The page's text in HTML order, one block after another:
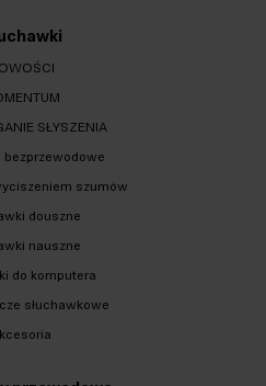
SŁYSZENIA
bezprzewodowe
szumów
douszne
nauszne
do komputera
słuchawkowe